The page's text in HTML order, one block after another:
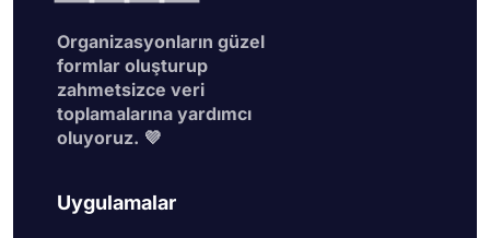
Organizasyonların güzel
formlar oluşturup
zahmetsizce veri
toplamalarına yardımcı
oluyoruz. 💜
Uygulamalar